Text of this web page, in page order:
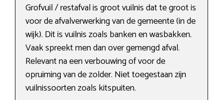
Grofvuil / restafval is groot vuilnis dat te groot is
voor de afvalverwerking van de gemeente (in de
wijk). Dit is vuilnis zoals banken en wasbakken.
Vaak spreekt men dan over gemengd afval.
Relevant na een verbouwing of voor de
opruiming van de zolder. Niet toegestaan zijn
vuilnissoorten zoals kitspuiten.